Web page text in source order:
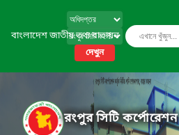
বাংলাদেশ জাতীয় তথ্য বাতায়ন
দেখুন
রংপুর সিটি কর্পোরেশন